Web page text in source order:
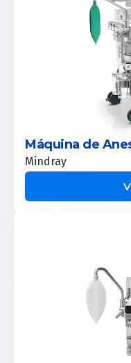
Máquina de
Mindray